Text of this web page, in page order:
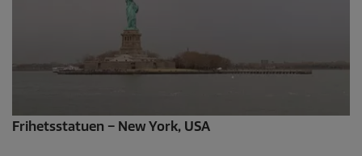
Frihetsstatuen – New York, USA